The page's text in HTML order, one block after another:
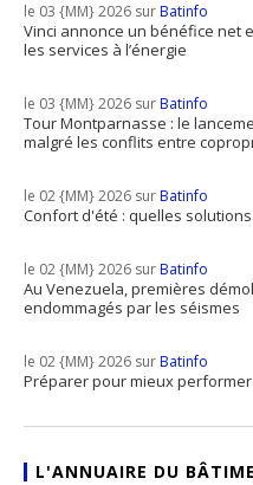
le 03 {MM} 2026 surBatinfo
Vinci annonce un bénéfice net
les services à l’énergie
le 03 {MM} 2026 surBatinfo
Tour Montparnasse : le
malgré les conflits entre
le 02 {MM} 2026 surBatinfo
Confort d'été : quelles
le 02 {MM} 2026 surBatinfo
Au Venezuela, premières
endommagés par les séismes
le 02 {MM} 2026 surBatinfo
Préparer pour mieux performer
L'ANNUAIRE DU